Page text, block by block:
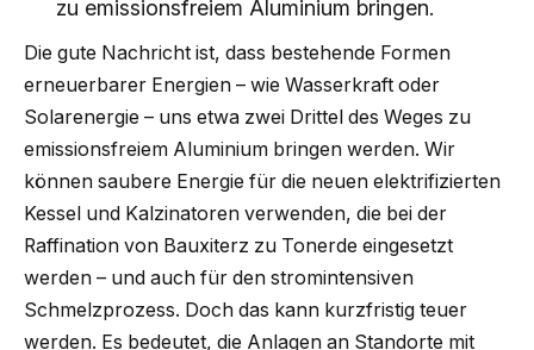
zu emissionsfreiem Aluminium bringen.
Die gute Nachricht ist, dass bestehende Formen
erneuerbarer Energien – wie Wasserkraft oder
Solarenergie – uns etwa zwei Drittel des Weges zu
emissionsfreiem Aluminium bringen werden. Wir
können saubere Energie für die neuen elektrifizierten
Kessel und Kalzinatoren verwenden, die bei der
Raffination von Bauxiterz zu Tonerde eingesetzt
werden – und auch für den stromintensiven
Schmelzprozess. Doch das kann kurzfristig teuer
werden. Es bedeutet, die Anlagen an Standorte mit